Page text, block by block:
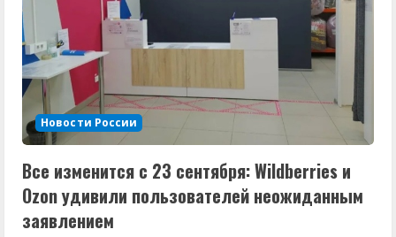
Новости России
Все изменится с 23 сентября: Wildberries и
Ozon удивили пользователей неожиданным
заявлением